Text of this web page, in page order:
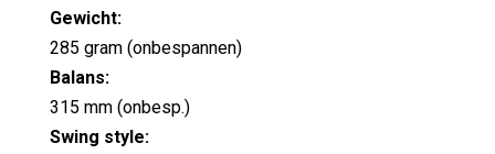
Gewicht:
285 gram (onbespannen)
Balans:
315 mm (onbesp.)
Swing style: